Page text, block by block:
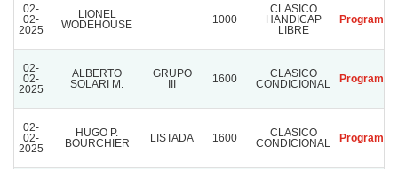
02-
02-
2025
LIONEL
WODEHOUSE
1000
CLASICO
HANDICAP
LIBRE
Program
02-
02-
2025
ALBERTO
SOLARI M.
GRUPO
III
1600
CLASICO
CONDICIONAL
Program
02-
02-
2025
HUGO P.
BOURCHIER
LISTADA 1600
CLASICO
CONDICIONAL
Program